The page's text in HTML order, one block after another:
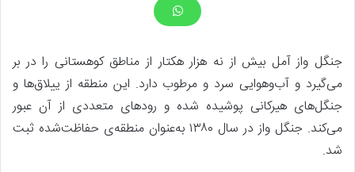
جنگل واز آمل بیش از نه هزار هکتار از مناطق کوهستانی را در بر
می‌گیرد و آب‌وهوایی سرد و مرطوب دارد. این منطقه از ییلاق‌ها و
جنگل‌های هیرکانی پوشیده شده و رودهای متعددی از آن عبور
می‌کند. جنگل واز در سال ۱۳۸۰ به‌عنوان منطقه‌ی حفاظت‌شده ثبت
شد.